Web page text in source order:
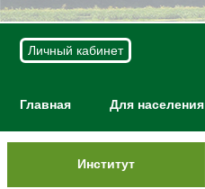
Личный кабинет
Главная Для населения
Институт